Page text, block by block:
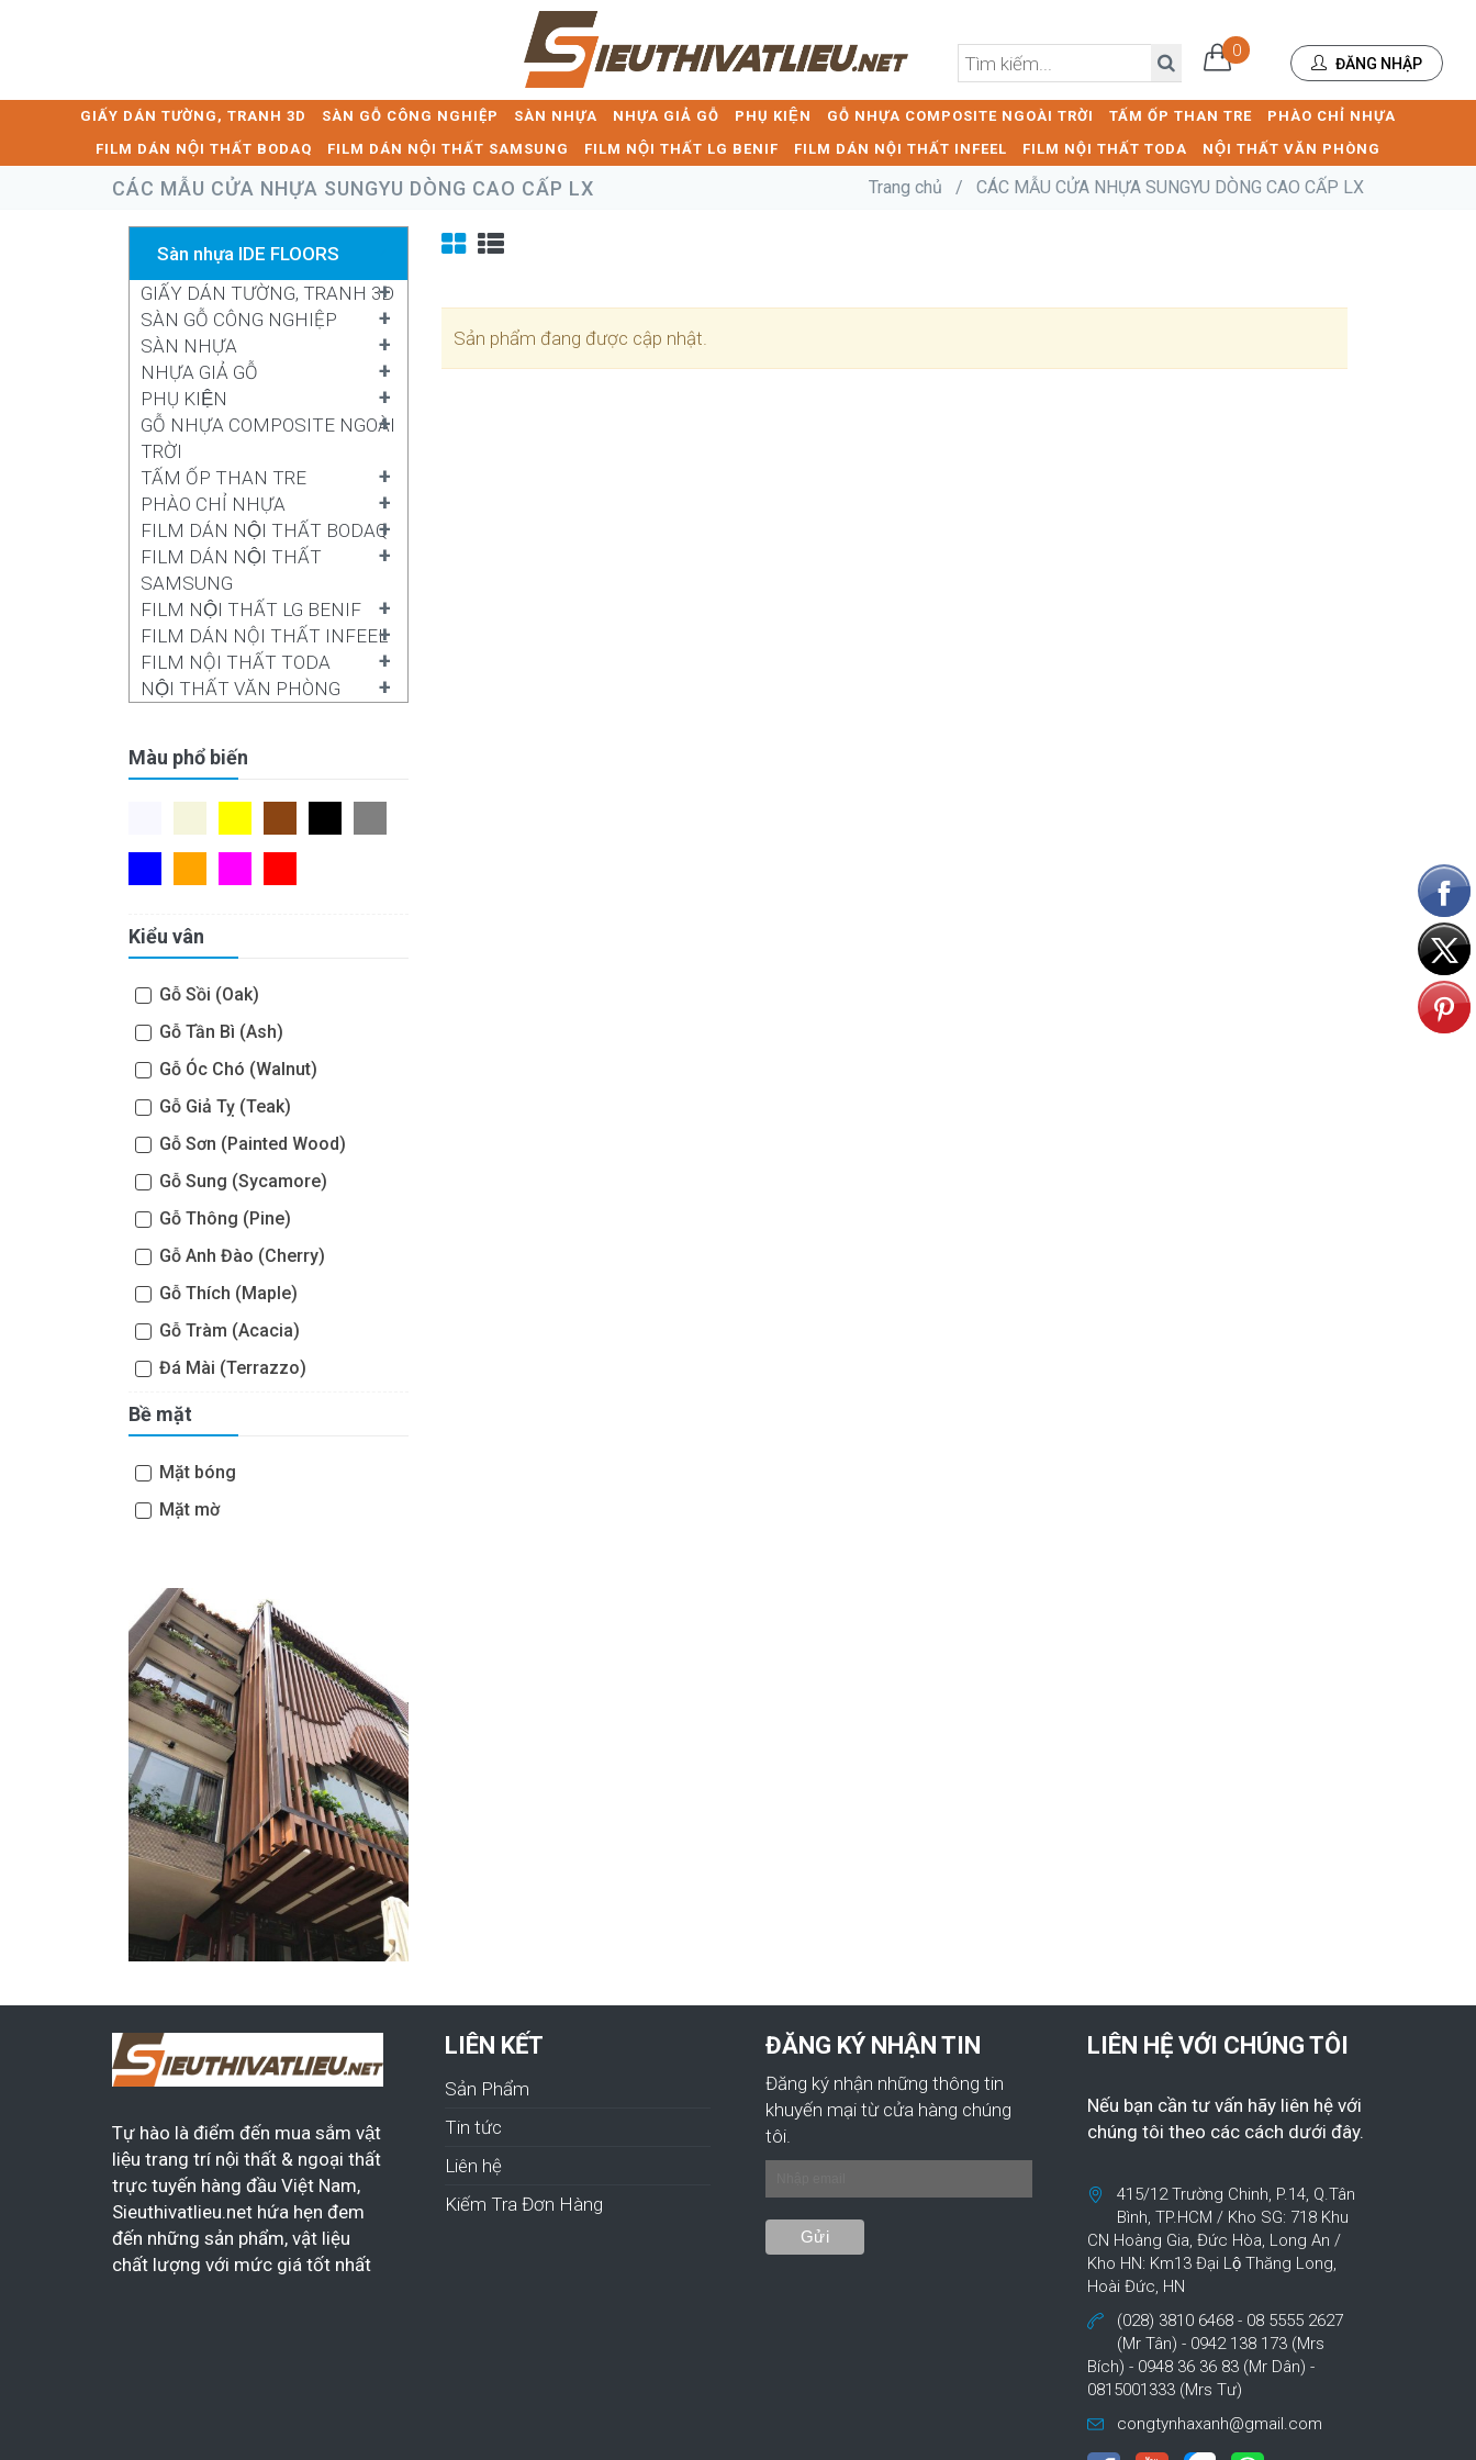
0
ĐĂNG NHẬP
GIẤY DÁN TƯỜNG, TRANH 3D SÀN GỖ CÔNG NGHIỆP SÀN NHỰA NHỰA GIẢ GỖ PHỤ KIỆN GỖ NHỰA COMPOSITE NGOÀI TRỜI TẤM ỐP THAN TRE
PHÀO CHỈ NHỰA
FILM DÁN NỘI THẤT BODAQ
FILM DÁN NỘI THẤT SAMSUNG FILM NỘI THẤT LG BENIF FILM DÁN NỘI THẤT INFEEL FILM NỘI THẤT TODA NỘI THẤT VĂN PHÒNG
CÁC MẪU CỬA NHỰA SUNGYU DÒNG CAO CẤP LX Trang chủ / CÁC MẪU CỬA NHỰA SUNGYU DÒNG CAO CẤP LX
Sàn nhựa IDE FLOORS
GIẤY DÁN TƯỜNG, TRANH 3D
+
SÀN GỖ CÔNG NGHIỆP +
SÀN NHỰA +
NHỰA GIẢ GỖ +
PHỤ KIỆN +
GỖ NHỰA COMPOSITE NGOÀI
TRỜI
+
TẤM ỐP THAN TRE +
PHÀO CHỈ NHỰA +
FILM DÁN NỘI THẤT BODAQ
+
FILM DÁN NỘI THẤT
SAMSUNG
+
FILM NỘI THẤT LG BENIF +
FILM DÁN NỘI THẤT INFEEL
+
FILM NỘI THẤT TODA +
NỘI THẤT VĂN PHÒNG +
Màu phổ biến
Kiểu vân
Gỗ Sồi (Oak)
Gỗ Tần Bì (Ash)
Gỗ Óc Chó (Walnut)
Gỗ Giả Tỵ (Teak)
Gỗ Sơn (Painted Wood)
Gỗ Sung (Sycamore)
Gỗ Thông (Pine)
Gỗ Anh Đào (Cherry)
Gỗ Thích (Maple)
Gỗ Tràm (Acacia)
Đá Mài (Terrazzo)
Bề mặt
Mặt bóng
Mặt mờ
Sản phẩm đang được cập nhật.
Tự hào là điểm đến mua sắm vật
liệu trang trí nội thất & ngoại thất
trực tuyến hàng đầu Việt Nam,
Sieuthivatlieu.net hứa hẹn đem
đến những sản phẩm, vật liệu
chất lượng với mức giá tốt nhất
LIÊN KẾT
Sản Phẩm
Tin tức
Liên hệ
Kiếm Tra Đơn Hàng
ĐĂNG KÝ NHẬN TIN
Đăng ký nhận những thông tin
khuyến mại từ cửa hàng chúng
tôi.
LIÊN HỆ VỚI CHÚNG TÔI
Nếu bạn cần tư vấn hãy liên hệ với
chúng tôi theo các cách dưới đây.
415/12 Trường Chinh, P.14, Q.Tân
Bình, TP.HCM / Kho SG: 718 Khu
CN Hoàng Gia, Đức Hòa, Long An /
Kho HN: Km13 Đại Lộ Thăng Long,
Hoài Đức, HN
(028) 3810 6468 - 08 5555 2627
(Mr Tân) - 0942 138 173 (Mrs
Bích) - 0948 36 36 83 (Mr Dân) -
0815001333 (Mrs Tư)
congtynhaxanh@gmail.com